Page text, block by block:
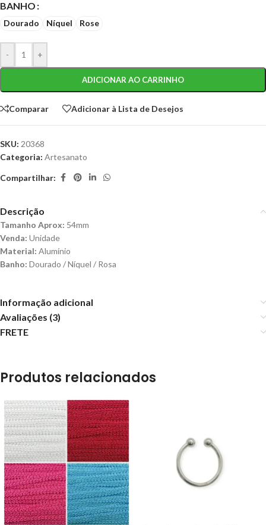
BANHO
Dourado Níquel Rose
- +
ADICIONAR AO CARRINHO
Comparar Adicionar à Lista de Desejos
SKU: 20368
Categoria: Artesanato
Compartilhar:
Descrição
Tamanho Aprox: 54mm
Venda: Unidade
Material: Alumínio
Banho: Dourado / Níquel / Rosa
Informação adicional
Avaliações (3)
FRETE
Produtos relacionados